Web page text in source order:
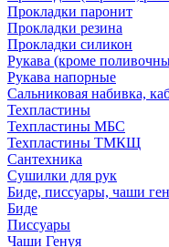
Прокладки паронит
Прокладки резина
Прокладки силикон
Рукава (кроме
Рукава напорные
Сальниковая набивка,
Техпластины
Техпластины МБС
Техпластины ТМКЩ
Сантехника
Сушилки для рук
Биде, писсуары, чаши
Биде
Писсуары
Чаши Генуя